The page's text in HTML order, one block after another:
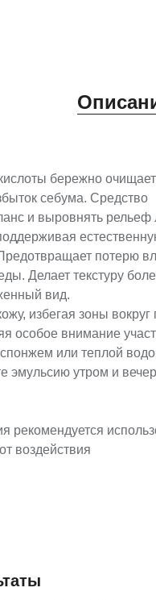
бережно очищает
себума. Средство
и выровнять рельеф
потерю
Делает текстуру
вид.
избегая зоны вокруг
особое внимание
или теплой
эмульсию утром и
рекомендуется
воздействия